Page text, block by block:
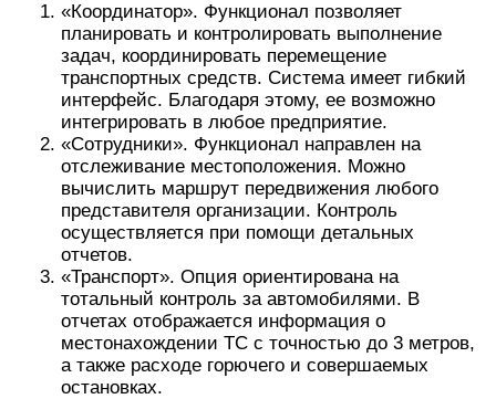
«Координатор». Функционал позволяет
планировать и контролировать выполнение
задач, координировать перемещение
транспортных средств. Система имеет гибкий
интерфейс. Благодаря этому, ее возможно
интегрировать в любое предприятие.
«Сотрудники». Функционал направлен на
отслеживание местоположения. Можно
вычислить маршрут передвижения любого
представителя организации. Контроль
осуществляется при помощи детальных
отчетов.
«Транспорт». Опция ориентирована на
тотальный контроль за автомобилями. В
отчетах отображается информация о
местонахождении ТС с точностью до 3 метров,
а также расходе горючего и совершаемых
остановках.